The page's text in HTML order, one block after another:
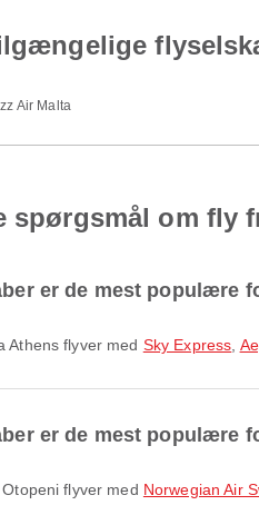
Air Malta
spørgsmål om fly
er de mest populære
Athens flyver med Sky Express
er de mest populære
Otopeni flyver med Norwegian Air